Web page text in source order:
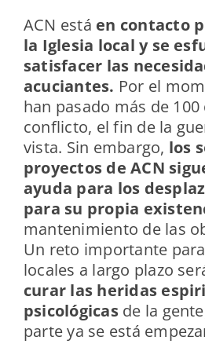
ACN está en contacto
la Iglesia local y se
satisfacer las
acuciantes. Por el
han pasado más de 100
conflicto, el fin de la
vista. Sin embargo, los
proyectos de ACN
ayuda para los
para su propia
mantenimiento de las
Un reto importante
locales a largo plazo
curar las heridas
psicológicasde la
parte ya se está